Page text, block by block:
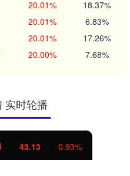
20.01% 18.37%
20.01% 6.83%
20.01% 17.26%
20.00% 7.68%
实时轮播
43.13 0.93%